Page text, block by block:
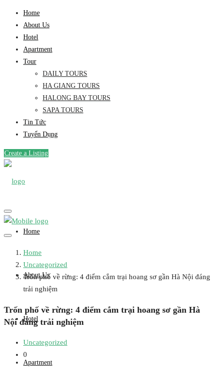
Home
About Us
Hotel
Apartment
Tour
DAILY TOURS
HA GIANG TOURS
HALONG BAY TOURS
SAPA TOURS
Tin Tức
Tuyển Dụng
Create a Listing
Home
About Us
Hotel
Apartment
Home
Uncategorized
Trốn phố về rừng: 4 điểm cắm trại hoang sơ gần Hà Nội đáng
trải nghiệm
Trốn phố về rừng: 4 điểm cắm trại hoang sơ gần Hà
Nội đáng trải nghiệm
Uncategorized
0